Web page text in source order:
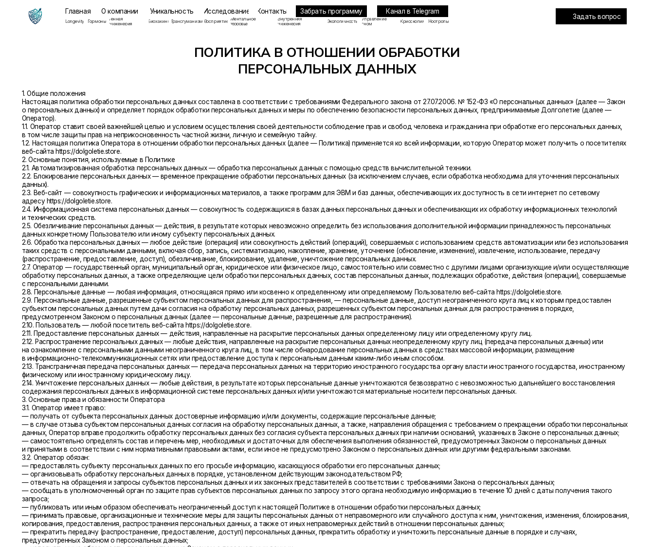
Главная
Longevity Гормоны инженерия Биохакинг Трансгуманизм здоровье инженерия Экологичность Управление
сном Криоскопия Ноотропы
О компании Уникальность Исследование Контакты Канал в Telegram
Забрать программу
ПОЛИТИКА В ОТНОШЕНИИ ОБРАБОТКИ
ПЕРСОНАЛЬНЫХ ДАННЫХ
Настоящая политика обработки персональных данных составлена в соответствии с требованиями Федерального закона от 27.07.2006. № 152-ФЗ «О персональных данных» (далее — Закон
о персональных данных) и определяет порядок обработки персональных данных и меры по обеспечению безопасности персональных данных, предпринимаемые Долголетие (далее —
Оператор).
1.1. Оператор ставит своей важнейшей целью и условием осуществления своей деятельности соблюдение прав и свобод человека и гражданина при обработке его персональных данных,
в том числе защиты прав на неприкосновенность частной жизни, личную и семейную тайну.
1.2. Настоящая политика Оператора в отношении обработки персональных данных (далее — Политика) применяется ко всей информации, которую Оператор может получить о посетителях
веб-сайта https://dolgoletie.store.
2. Основные понятия, используемые в Политике
2.1. Автоматизированная обработка персональных данных — обработка персональных данных с помощью средств вычислительной техники.
2.2. Блокирование персональных данных — временное прекращение обработки персональных данных (за исключением случаев, если обработка необходима для уточнения персональных
данных).
2.3. Веб-сайт — совокупность графических и информационных материалов, а также программ для ЭВМ и баз данных, обеспечивающих их доступность в сети интернет по сетевому
адресу https://dolgoletie.store.
2.4. Информационная система персональных данных — совокупность содержащихся в базах данных персональных данных и обеспечивающих их обработку информационных технологий
и технических средств.
2.5. Обезличивание персональных данных — действия, в результате которых невозможно определить без использования дополнительной информации принадлежность персональных
данных конкретному Пользователю или иному субъекту персональных данных.
2.6. Обработка персональных данных — любое действие (операция) или совокупность действий (операций), совершаемых с использованием средств автоматизации или без использования
таких средств с персональными данными, включая сбор, запись, систематизацию, накопление, хранение, уточнение (обновление, изменение), извлечение, использование, передачу
(распространение, предоставление, доступ), обезличивание, блокирование, удаление, уничтожение персональных данных.
2.7. Оператор — государственный орган, муниципальный орган, юридическое или физическое лицо, самостоятельно или совместно с другими лицами организующие и/или осуществляющие
обработку персональных данных, а также определяющие цели обработки персональных данных, состав персональных данных, подлежащих обработке, действия (операции), совершаемые
с персональными данными.
2.8. Персональные данные — любая информация, относящаяся прямо или косвенно к определенному или определяемому Пользователю веб-сайта https://dolgoletie.store.
2.9. Персональные данные, разрешенные субъектом персональных данных для распространения, — персональные данные, доступ неограниченного круга лиц к которым предоставлен
субъектом персональных данных путем дачи согласия на обработку персональных данных, разрешенных субъектом персональных данных для распространения в порядке,
предусмотренном Законом о персональных данных (далее — персональные данные, разрешенные для распространения).
2.10. Пользователь — любой посетитель веб-сайта https://dolgoletie.store.
2.11. Предоставление персональных данных — действия, направленные на раскрытие персональных данных определенному лицу или определенному кругу лиц.
2.12. Распространение персональных данных — любые действия, направленные на раскрытие персональных данных неопределенному кругу лиц (передача персональных данных) или
на ознакомление с персональными данными неограниченного круга лиц, в том числе обнародование персональных данных в средствах массовой информации, размещение
в информационно-телекоммуникационных сетях или предоставление доступа к персональным данным каким-либо иным способом.
2.13. Трансграничная передача персональных данных — передача персональных данных на территорию иностранного государства органу власти иностранного государства, иностранному
физическому или иностранному юридическому лицу.
2.14. Уничтожение персональных данных — любые действия, в результате которых персональные данные уничтожаются безвозвратно с невозможностью дальнейшего восстановления
содержания персональных данных в информационной системе персональных данных и/или уничтожаются материальные носители персональных данных.
3. Основные права и обязанности Оператора
3.1. Оператор имеет право:
— получать от субъекта персональных данных достоверные информацию и/или документы, содержащие персональные данные;
— в случае отзыва субъектом персональных данных согласия на обработку персональных данных, а также, направления обращения с требованием о прекращении обработки персональных
данных, Оператор вправе продолжить обработку персональных данных без согласия субъекта персональных данных при наличии оснований, указанных в Законе о персональных данных;
— самостоятельно определять состав и перечень мер, необходимых и достаточных для обеспечения выполнения обязанностей, предусмотренных Законом о персональных данных
и принятыми в соответствии с ним нормативными правовыми актами, если иное не предусмотрено Законом о персональных данных или другими федеральными законами.
3.2. Оператор обязан:
— предоставлять субъекту персональных данных по его просьбе информацию, касающуюся обработки его персональных данных;
— организовывать обработку персональных данных в порядке, установленном действующим законодательством РФ;
— отвечать на обращения и запросы субъектов персональных данных и их законных представителей в соответствии с требованиями Закона о персональных данных;
— сообщать в уполномоченный орган по защите прав субъектов персональных данных по запросу этого органа необходимую информацию в течение 10 дней с даты получения такого
запроса;
— публиковать или иным образом обеспечивать неограниченный доступ к настоящей Политике в отношении обработки персональных данных;
— принимать правовые, организационные и технические меры для защиты персональных данных от неправомерного или случайного доступа к ним, уничтожения, изменения, блокирования,
копирования, предоставления, распространения персональных данных, а также от иных неправомерных действий в отношении персональных данных;
— прекратить передачу (распространение, предоставление, доступ) персональных данных, прекратить обработку и уничтожить персональные данные в порядке и случаях,
предусмотренных Законом о персональных данных;
— исполнять иные обязанности, предусмотренные Законом о персональных данных.
4. Основные права и обязанности субъектов персональных данных
4.1. Субъекты персональных данных имеют право:
— получать информацию, касающуюся обработки его персональных данных, за исключением случаев, предусмотренных федеральными законами. Сведения предоставляются субъекту
персональных данных Оператором в доступной форме, и в них не должны содержаться персональные данные, относящиеся к другим субъектам персональных данных, за исключением
случаев, когда имеются законные основания для раскрытия таких персональных данных. Перечень информации и порядок ее получения установлен Законом о персональных данных;
— требовать от оператора уточнения его персональных данных, их блокирования или уничтожения в случае, если персональные данные являются неполными, устаревшими, неточными,
незаконно полученными или не являются необходимыми для заявленной цели обработки, а также принимать предусмотренные законом меры по защите своих прав;